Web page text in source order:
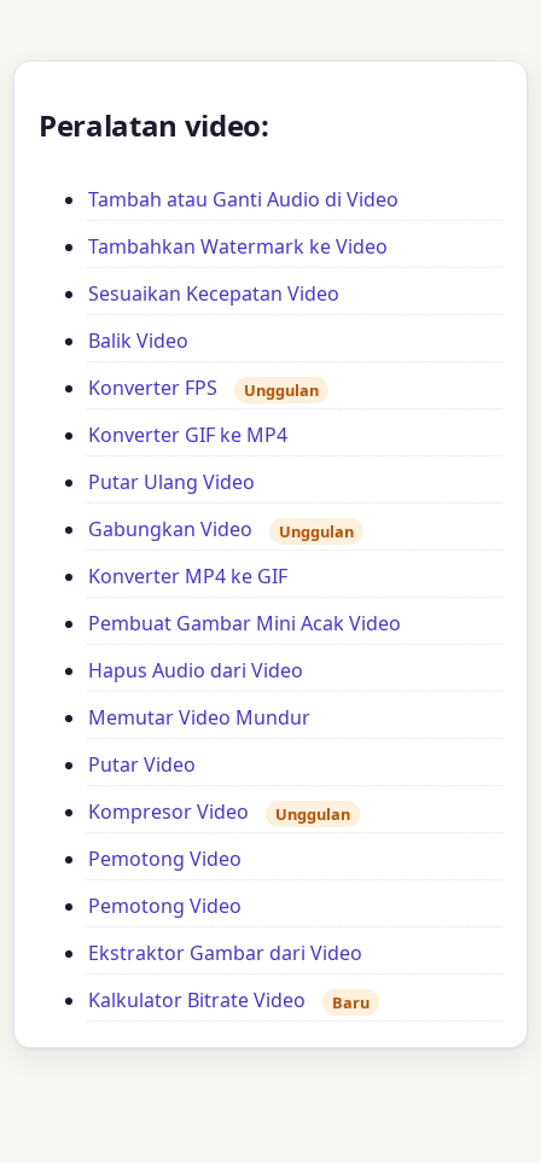
Peralatan video:
Tambah atau Ganti Audio di Video
Tambahkan Watermark ke Video
Sesuaikan Kecepatan Video
Balik Video
Konverter FPS
Unggulan
Konverter GIF ke MP4
Putar Ulang Video
Gabungkan Video
Unggulan
Konverter MP4 ke GIF
Pembuat Gambar Mini Acak Video
Hapus Audio dari Video
Memutar Video Mundur
Putar Video
Kompresor Video
Unggulan
Pemotong Video
Pemotong Video
Ekstraktor Gambar dari Video
Kalkulator Bitrate Video
Baru